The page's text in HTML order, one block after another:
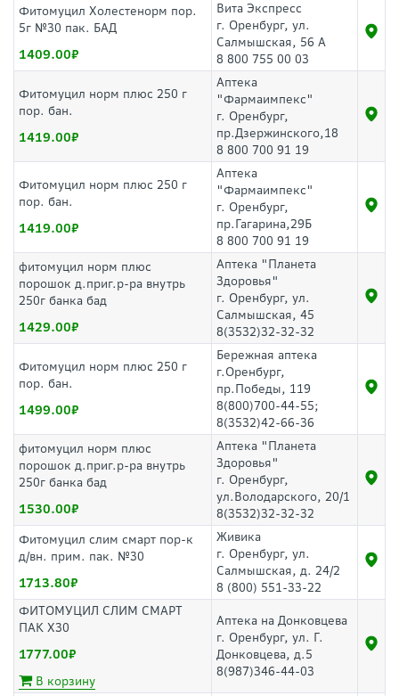
Фитомуцил Холестенорм пор.
5г №30 пак. БАД
1409.00
Вита Экспресс
г. Оренбург, ул.
Салмышская, 56 А
8 800 755 00 03
Фитомуцил норм плюс 250 г
пор. бан.
1419.00
Аптека
"Фармаимпекс"
г. Оренбург,
пр.Дзержинского,18
8 800 700 91 19
Фитомуцил норм плюс 250 г
пор. бан.
1419.00
Аптека
"Фармаимпекс"
г. Оренбург,
пр.Гагарина,29Б
8 800 700 91 19
фитомуцил норм плюс
порошок д.приг.р-ра внутрь
250г банка бад
1429.00
Аптека "Планета
Здоровья"
г. Оренбург, ул.
Салмышская, 45
8(3532)32-32-32
Фитомуцил норм плюс 250 г
пор. бан.
1499.00
Бережная аптека
г.Оренбург,
пр.Победы, 119
8(800)700-44-55;
8(3532)42-66-36
фитомуцил норм плюс
порошок д.приг.р-ра внутрь
250г банка бад
1530.00
Аптека "Планета
Здоровья"
г. Оренбург,
ул.Володарского, 20/1
8(3532)32-32-32
Фитомуцил слим смарт пор-к
д/вн. прим. пак. №30
1713.80
Живика
г. Оренбург, ул.
Салмышская, д. 24/2
8 (800) 551-33-22
ФИТОМУЦИЛ СЛИМ СМАРТ
ПАК Х30
1777.00
В корзину
Аптека на Донковцева
г. Оренбург, ул. Г.
Донковцева, д.5
8(987)346-44-03